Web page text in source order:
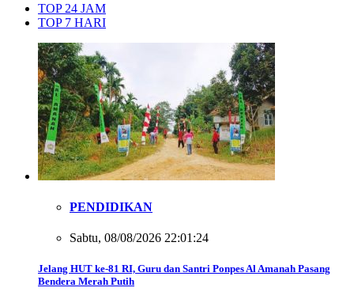
TOP 24 JAM
TOP 7 HARI
PENDIDIKAN
Sabtu, 08/08/2026 22:01:24
Jelang HUT ke-81 RI, Guru dan Santri Ponpes Al Amanah Pasang
Bendera Merah Putih